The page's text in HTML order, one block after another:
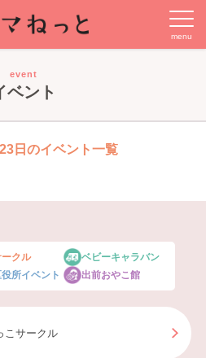
event
ベント
日のイベント一覧
クル
役所イベント
ベビーキャラバン
出前おやこ館
こサークル